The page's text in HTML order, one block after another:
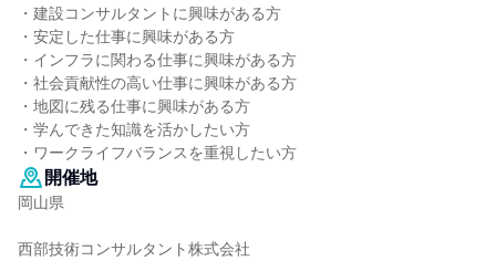
・建設コンサルタントに興味がある方
・安定した仕事に興味がある方
・インフラに関わる仕事に興味がある方
・社会貢献性の高い仕事に興味がある方
・地図に残る仕事に興味がある方
・学んできた知識を活かしたい方
・ワークライフバランスを重視したい方
開催地
岡山県
西部技術コンサルタント株式会社